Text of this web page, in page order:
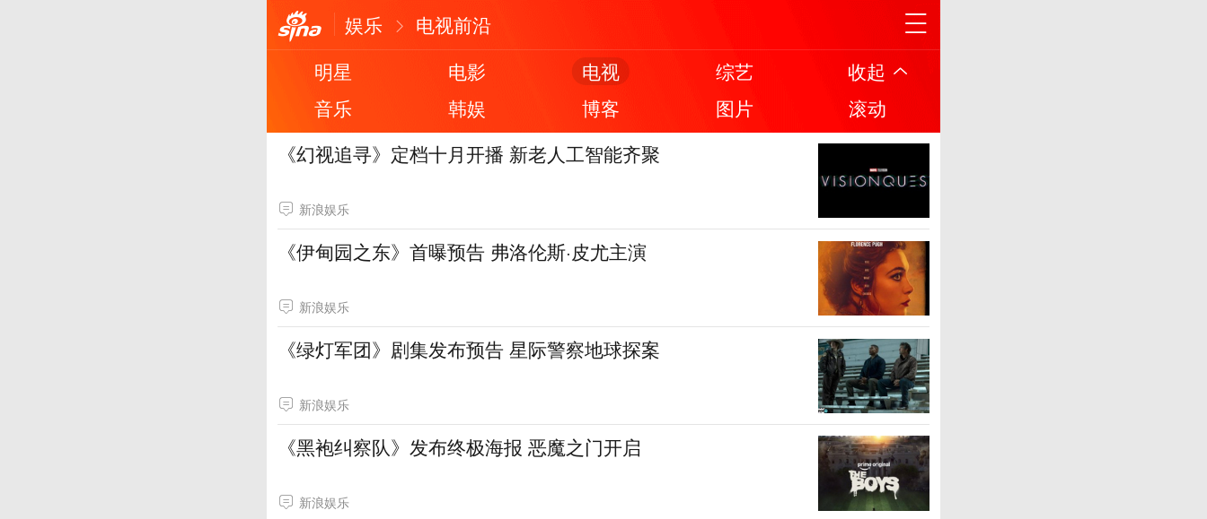
娱乐
电视前沿
明星
电影 电视 综艺
收起
音乐
韩娱 博客 图片
滚动
《幻视追寻》定档十月开播 新老人工智能齐聚
新浪娱乐
《伊甸园之东》首曝预告 弗洛伦斯·皮尤主演
新浪娱乐
《绿灯军团》剧集发布预告 星际警察地球探案
新浪娱乐
《黑袍纠察队》发布终极海报 恶魔之门开启
新浪娱乐